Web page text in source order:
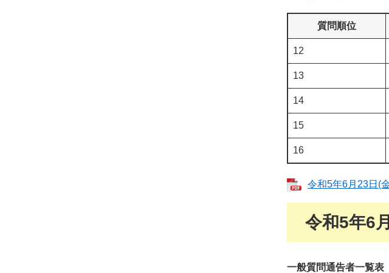
質問順位
12
13
14
15
16
令和5年6月23日(
令和5年6
一般質問通告者一覧表